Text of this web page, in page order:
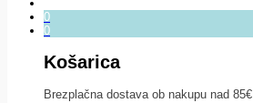
0
0
Košarica
Brezplačna dostava ob nakupu nad 85€